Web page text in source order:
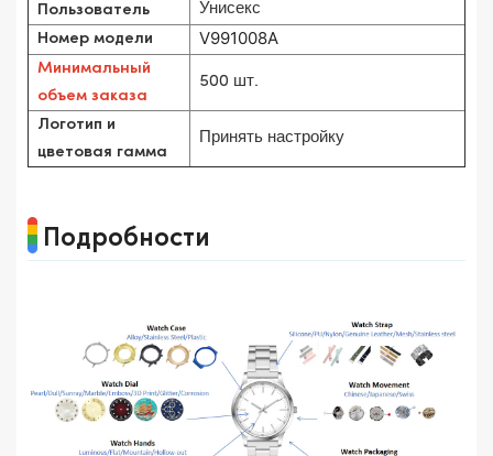
Пользователь Унисекс
Номер модели V991008A
Минимальный
объем заказа
500 шт.
Логотип и
цветовая гамма
Принять настройку
Подробности